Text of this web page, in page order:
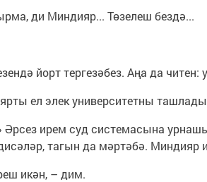
ди Миндияр... Төзелеш бездә...
йорт тергезәбез. Аңа да
ел элек университетны
Әрсез ирем суд системасына
тагын да мәртәбә. Миндияр
икән, – дим.